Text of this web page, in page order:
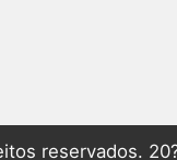
reservados.